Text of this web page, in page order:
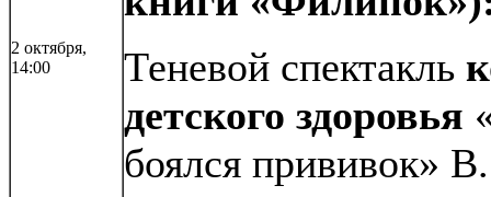
2 октября,
14:00
Теневой спектакль
детского здоровья
боялся прививок»